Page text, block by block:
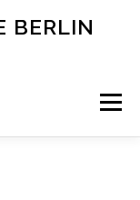
BERLIN
Menü